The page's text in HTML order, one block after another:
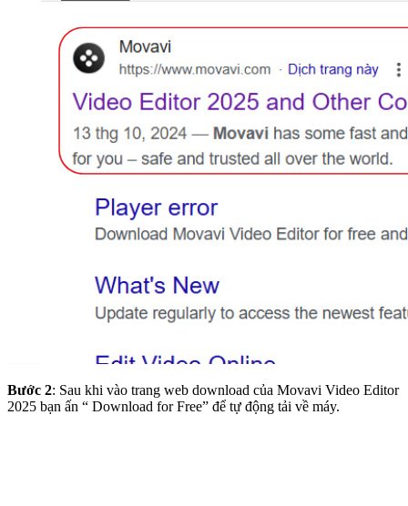
Bước 2: Sau khi vào trang web download của Movavi Video Editor
2025 bạn ấn “ Download for Free” để tự động tải về máy.